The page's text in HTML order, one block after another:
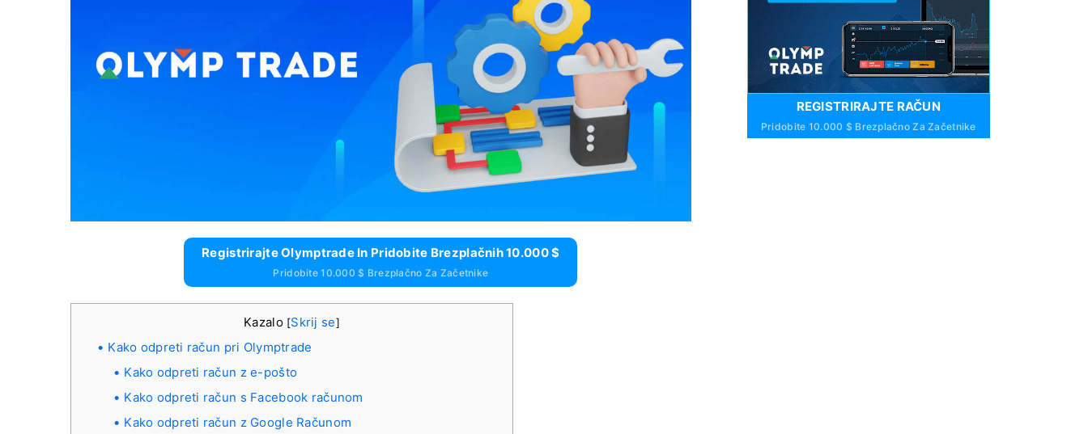
Registrirajte Olymptrade In Pridobite Brezplačnih 10.000 $
Pridobite 10.000 $ Brezplačno Za Začetnike
Kazalo [Skrij se]
Kako odpreti račun pri Olymptrade
Kako odpreti račun z e-pošto
Kako odpreti račun s Facebook računom
Kako odpreti račun z Google Računom
REGISTRIRAJTE RAČUN
Pridobite 10.000 $ Brezplačno Za Začetnike